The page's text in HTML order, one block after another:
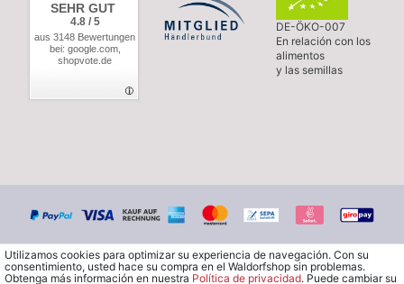
SEHR GUT
4.8 / 5
aus 3148 Bewertungen
bei: google.com,
shopvote.de
DE-ÖKO-007
En relación con los
alimentos
y las semillas
Utilizamos cookies para optimizar su experiencia de navegación. Con su
consentimiento, usted hace su compra en el Waldorfshop sin problemas.
Obtenga más información en nuestra Política de privacidad. Puede cambiar su